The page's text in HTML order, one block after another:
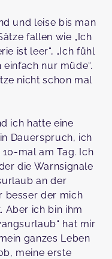
und leise bis man
fallen wie „Ich
ist leer“, „Ich fühl
nur müde“.
nicht schon mal
ich hatte eine
Dauerspruch, ich
mal am Tag. Ich
die Warnsignale
an der
besser der mich
Aber ich bin ihm
hat mir
ganzes Leben
meine erste